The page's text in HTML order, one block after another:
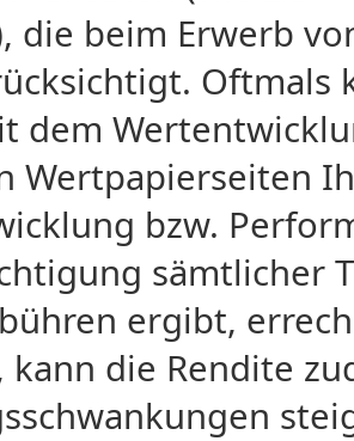
die beim Erwerb
Oftmals
dem
Wertpapierseiten
bzw.
sämtlicher
ergibt,
kann die Rendite